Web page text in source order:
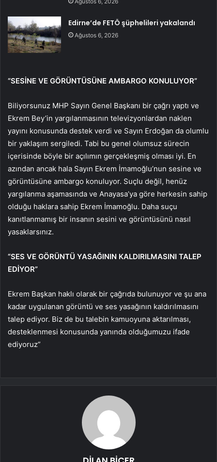
Edirne’de FETÖ şüphelileri yakalandı
Ağustos 6, 2026
“SESİNE VE GÖRÜNTÜSÜNE AMBARGO KONULUYOR”
Biliyorsunuz MHP Sayın Genel Başkanı bir çağrı yaptı ve
Ekrem Bey’in yargılanmasının televizyonlardan naklen
yayını konusunda destek verdi ve Sayın Erdoğan da olumlu
bir yaklaşım sergiledi. Tabi bu genel olumsuz sürecin
içerisinde böyle bir açılımın gerçekleşmiş olması iyi. En
azından ancak hala Sayın Ekrem İmamoğlu’nun sesine ve
görüntüsüne ambargo konuluyor. Suçlu değil, henüz
yargılanma aşamasında ve Anayasa’ya göre herkesin sahip
olduğu haklara sahip Ekrem İmamoğlu. Daha suçu
kanıtlanmamış bir insanın sesini ve görüntüsünü nasıl
yasaklarsınız.
“SES VE GÖRÜNTÜ YASAĞININ KALDIRILMASINI TALEP
EDİYOR”
Ekrem Başkan haklı olarak bir çağrıda bulunuyor ve şu ana
kadar uygulanan görüntü ve ses yasağının kaldırılmasını
talep ediyor. Biz de bu talebin kamuoyuna aktarılması,
desteklenmesi konusunda yanında olduğumuzu ifade
ediyoruz”